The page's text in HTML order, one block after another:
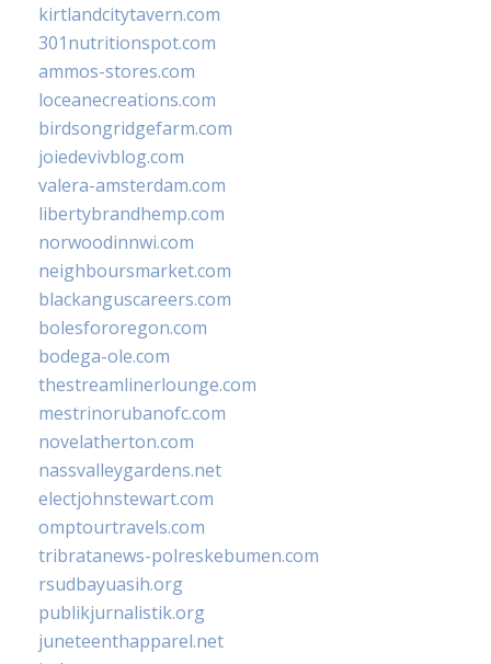
kirtlandcitytavern.com
301nutritionspot.com
ammos-stores.com
loceanecreations.com
birdsongridgefarm.com
joiedevivblog.com
valera-amsterdam.com
libertybrandhemp.com
norwoodinnwi.com
neighboursmarket.com
blackanguscareers.com
bolesfororegon.com
bodega-ole.com
thestreamlinerlounge.com
mestrinorubanofc.com
novelatherton.com
nassvalleygardens.net
electjohnstewart.com
omptourtravels.com
tribratanews-polreskebumen.com
rsudbayuasih.org
publikjurnalistik.org
juneteenthapparel.net